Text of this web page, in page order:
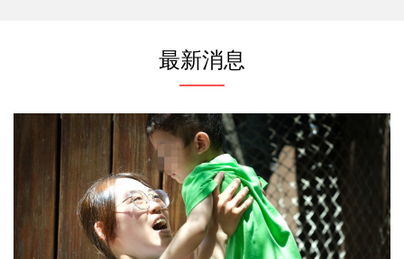
人前來致上敬意，棺木上覆蓋著美國國旗，標準的美
國軍禮。最後，我們遵照Frank的遺願，以花葬的形
式永留在這塊他深愛的土地上。一、專案關注的議題
跨國人口流動已是現今高度全球化的重大現象，然而
不論遷徙動機為何，…
最新消息